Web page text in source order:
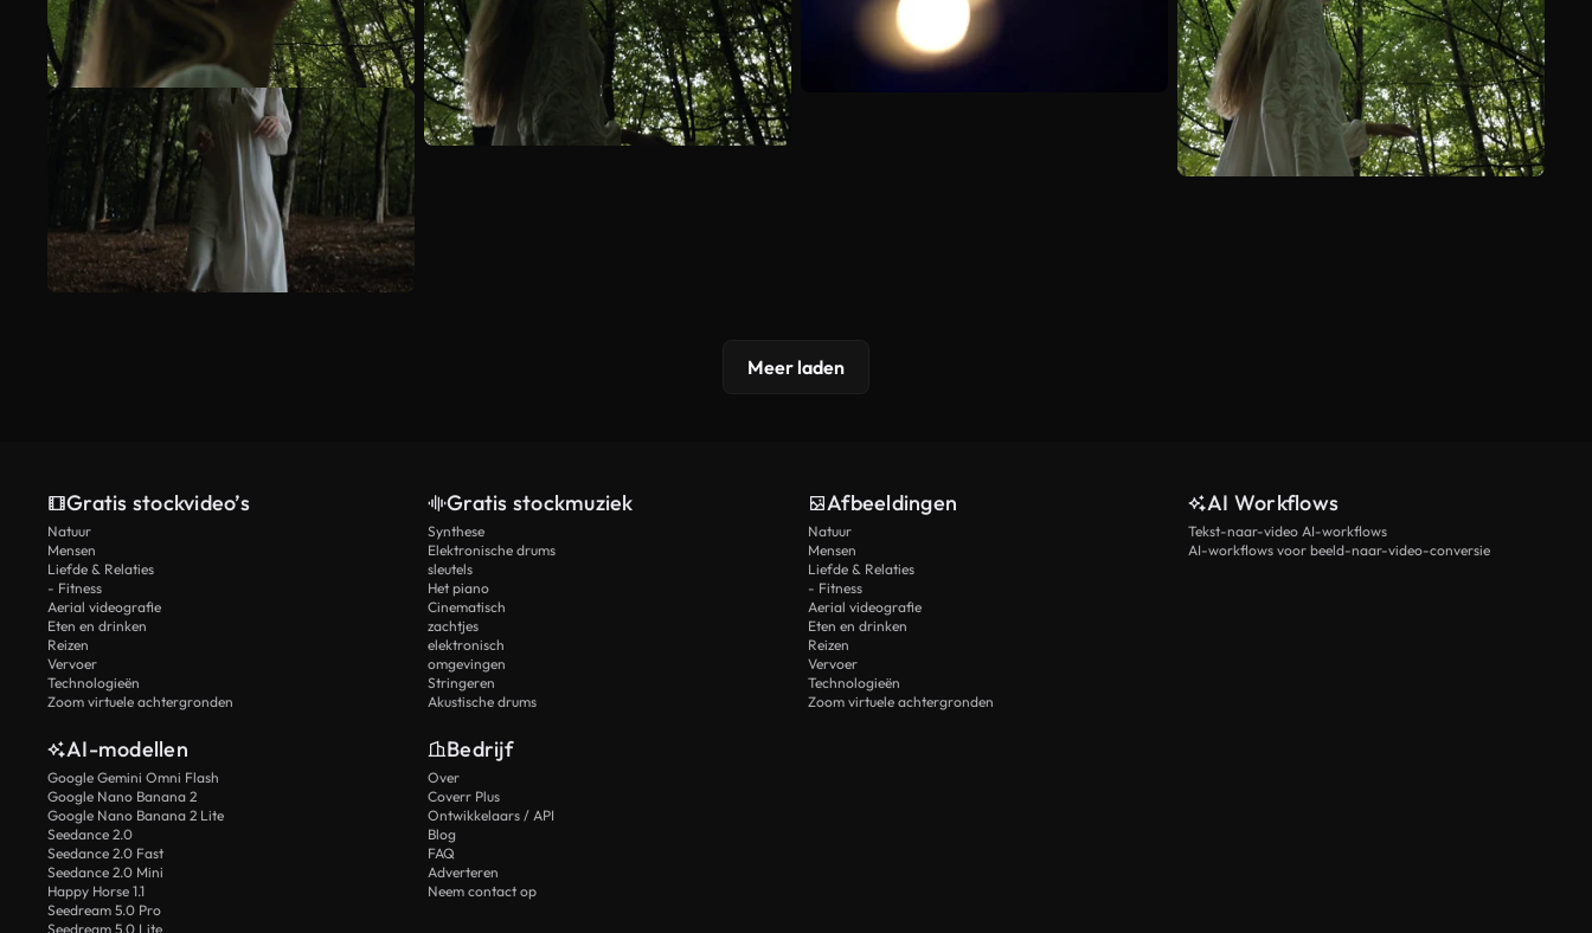
Meer laden
Gratis stockvideo’s
Natuur
Mensen
Liefde & Relaties
- Fitness
Aerial videografie
Eten en drinken
Reizen
Vervoer
Technologieën
Zoom virtuele achtergronden
Gratis stockmuziek
Synthese
Elektronische drums
sleutels
Het piano
Cinematisch
zachtjes
elektronisch
omgevingen
Stringeren
Akustische drums
Afbeeldingen
Natuur
Mensen
Liefde & Relaties
- Fitness
Aerial videografie
Eten en drinken
Reizen
Vervoer
Technologieën
Zoom virtuele achtergronden
AI Workflows
Tekst-naar-video AI-workflows
AI-workflows voor beeld-naar-video-conversie
AI-modellen
Google Gemini Omni Flash
Google Nano Banana 2
Google Nano Banana 2 Lite
Seedance 2.0
Seedance 2.0 Fast
Seedance 2.0 Mini
Happy Horse 1.1
Seedream 5.0 Pro
Seedream 5.0 Lite
Bedrijf
Over
Coverr Plus
Ontwikkelaars / API
Blog
FAQ
Adverteren
Neem contact op